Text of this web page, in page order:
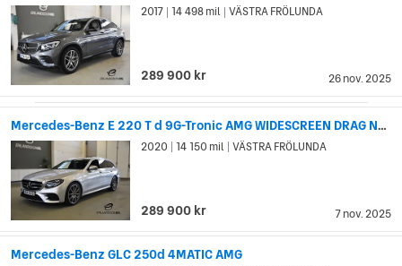
26 nov. 2025
2017 14 498 mil VÄSTRA FRÖLUNDA
289 900 kr
Mercedes-Benz E 220 T d 9G-Tronic AMG WIDESCREEN DRAG NYSERVAD
7 nov. 2025
2020 14 150 mil VÄSTRA FRÖLUNDA
289 900 kr
Mercedes-Benz GLC 250d 4MATIC AMG